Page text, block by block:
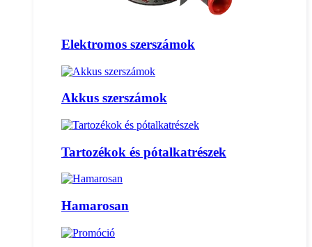
Elektromos szerszámok
Akkus szerszámok
Tartozékok és pótalkatrészek
Hamarosan